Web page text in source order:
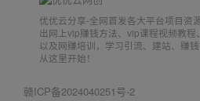
优优云分享-全网首发各大平台项目资
出网上vip赚钱方法、vip课程视频教程
以及网赚培训，学习引流、建站、赚
从这里开始！
赣ICP备2024040251号-2